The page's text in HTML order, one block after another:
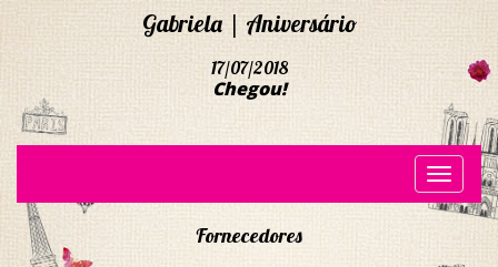
Gabriela | Aniversário
17/07/2018
Chegou!
Toggle
Fornecedores